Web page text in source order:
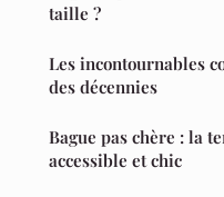
taille ?
Les incontournables
des décennies
Bague pas chère : la
accessible et chic